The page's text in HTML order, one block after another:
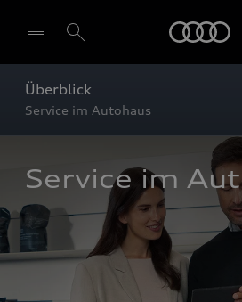
Überblick
Service im Autohaus
Service im